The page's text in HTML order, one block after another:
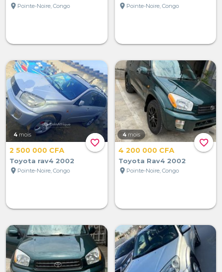
location_on Pointe-Noire, Congo
location_on Pointe-Noire, Congo
favorite_border
4 mois
2 500 000 CFA
Toyota rav4 2002
location_on Pointe-Noire, Congo
favorite_border
4 mois
4 200 000 CFA
Toyota Rav4 2002
location_on Pointe-Noire, Congo